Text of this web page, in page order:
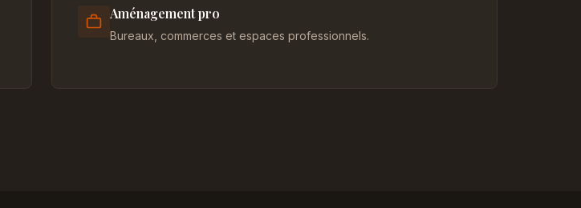
Aménagement pro
Bureaux, commerces et espaces professionnels.